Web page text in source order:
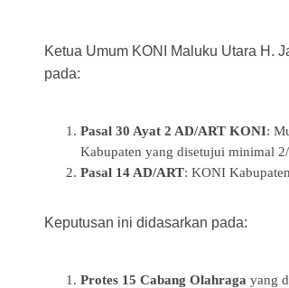
Ketua Umum KONI Maluku Utara H.
pada:
Pasal 30 Ayat 2 AD/ART KONI:
Kabupaten yang disetujui minimal 2/
Pasal 14 AD/ART: KONI
Keputusan ini didasarkan pada:
Protes 15 Cabang Olahraga yang